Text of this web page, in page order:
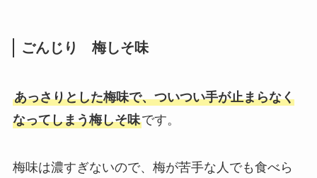
ごんじり 梅しそ味
あっさりとした梅味で、ついつい手が止まらなく
なってしまう梅しそ味です。
梅味は濃すぎないので、梅が苦手な人でも食べら